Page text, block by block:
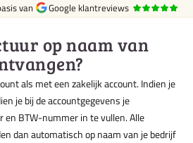
van Google klantreviews
op naam van
als met een zakelijk account. Indien je
je bij de accountgegevens je
en BTW-nummer in te vullen. Alle
dan automatisch op naam van je bedrijf